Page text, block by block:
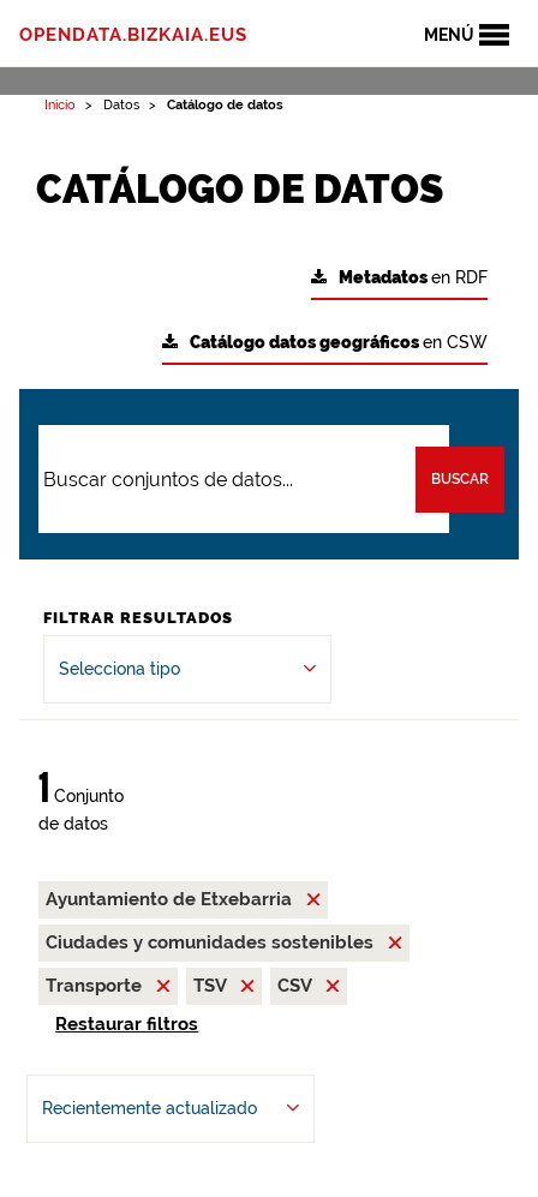
MENÚ
OPENDATA.BIZKAIA.EUS
Inicio Datos Catálogo de datos
CATÁLOGO DE DATOS
Metadatosen RDF
Catálogo datos geográficosen CSW
BUSCAR
FILTRAR RESULTADOS
Selecciona tipo
1 Conjunto
de datos
Ayuntamiento de Etxebarria
Ciudades y comunidades sostenibles
Transporte
TSV
CSV
Restaurar filtros
Recientemente actualizado